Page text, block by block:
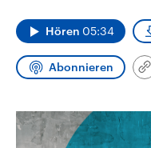
Landtagswahl Sachsen-
2026
September 2026 einen
Landtag. Seit 2021 wird
Bundesland von einer
Hören 05:34
Abonnieren